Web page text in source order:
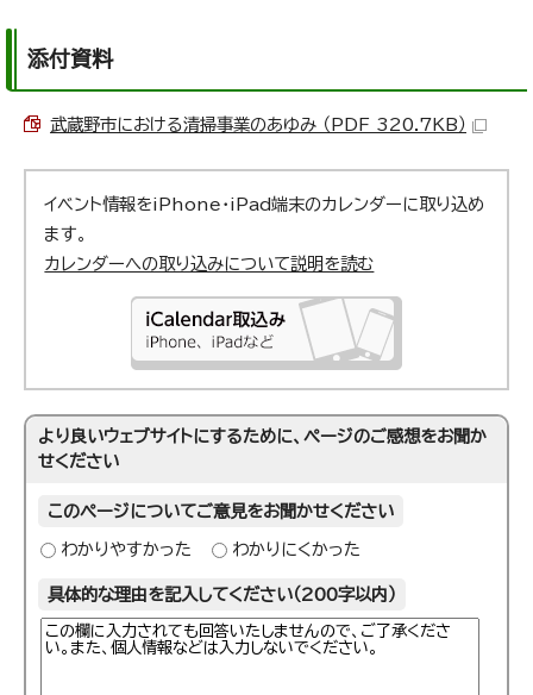
添付資料
武蔵野市における清掃事業のあゆみ （PDF 320.7KB）
イベント情報をiPhone・iPad端末のカレンダーに取り込め
ます。
カレンダーへの取り込みについて説明を読む
より良いウェブサイトにするために、ページのご感想をお聞か
せください
このページについてご意見をお聞かせください
わかりやすかった わかりにくかった
具体的な理由を記入してください（200字以内）